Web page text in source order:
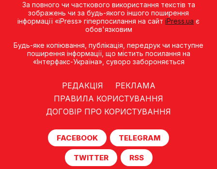
За повного чи часткового використання текстів та
зображень чи за будь-якого іншого поширення
інформації «iPress» гіперпосилання на сайт iPress.ua є
обов'язковим
Будь-яке копiювання, публiкацiя, передрук чи наступне
поширення iнформацiї, що мiстить посилання на
«Iнтерфакс-Україна», суворо забороняється
РЕДАКЦІЯ
РЕКЛАМА
ПРАВИЛА КОРИСТУВАННЯ
ДОГОВІР ПРО КОРИСТУВАННЯ
FACEBOOK TELEGRAM
TWITTER RSS